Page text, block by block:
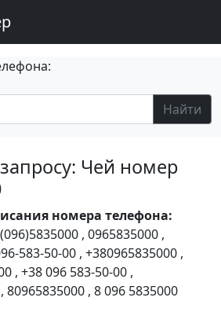
Найти
Чей номер
номера телефона:
(096)5835000 , 0965835000 ,
583-50-00 , +380965835000 ,
, +38 096 583-50-00 ,
, 80965835000 , 8 096 5835000